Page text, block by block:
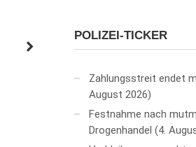
POLIZEI-TICKER
Zahlungsstreit endet
August 2026
Festnahme nach
Drogenhandel
4.